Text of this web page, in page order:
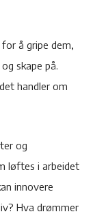
å gripe dem,
skape på.
handler om
og
løftes i arbeidet
innovere
Hva drømmer